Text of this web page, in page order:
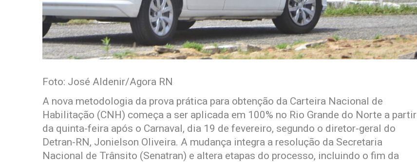
Foto: José Aldenir/Agora RN
A nova metodologia da prova prática para obtenção da Carteira Nacional de
Habilitação (CNH) começa a ser aplicada em 100% no Rio Grande do Norte a partir
da quinta-feira após o Carnaval, dia 19 de fevereiro, segundo o diretor-geral do
Detran-RN, Jonielson Oliveira. A mudança integra a resolução da Secretaria
Nacional de Trânsito (Senatran) e altera etapas do processo, incluindo o fim da